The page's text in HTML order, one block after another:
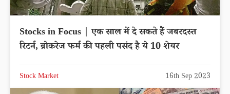
Stocks in Focus | एक साल में दे सकते हैं जबरदस्त
रिटर्न, ब्रोकरेज फर्म की पहली पसंद है ये 10 शेयर
Stock Market 16th Sep 2023